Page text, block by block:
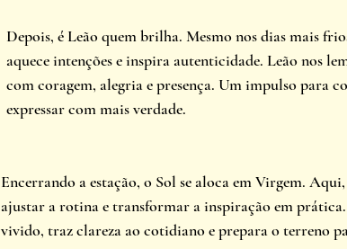
Depois, é Leão quem brilha. Mesmo nos dias mais
aquece intenções e inspira autenticidade. Leão nos
com coragem, alegria e presença. Um impulso para
expressar com mais verdade.
Encerrando a estação, o Sol se aloca em Virgem.
ajustar a rotina e transformar a inspiração em
vivido, traz clareza ao cotidiano e prepara o terreno